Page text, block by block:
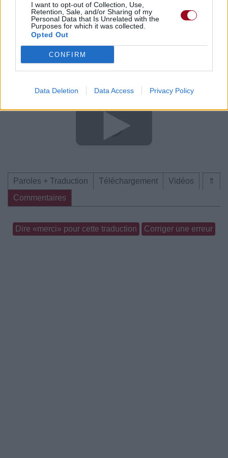
I want to opt-out of Collection, Use,
Retention, Sale, and/or Sharing of my
Personal Data that Is Unrelated with the
Purposes for which it was collected.
Opted Out
CONFIRM
Data Deletion Data Access Privacy Policy
Commentaires
Voir la vidéo de «Miss Your Face»
Chanson sans vidéo Concert/Live Concert/Live
⇑
Paroles + Traduction Téléchargement
Vidéos
Commentaires
Dire «merci» pour cette traduction Corriger une erreur